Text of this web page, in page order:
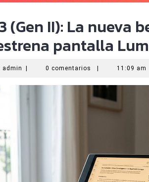
(Gen II): La nueva
pantalla
admin admin 0 comentarios 11:09 am